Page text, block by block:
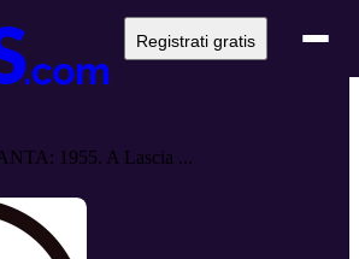
Registrati gratis
1955. A Lascia ...